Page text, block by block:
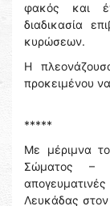
φακός και
διαδικασία
κυρώσεων.
Η
προκειμένου
*****
Με μέριμνα
Σώματος –
Λευκάδας